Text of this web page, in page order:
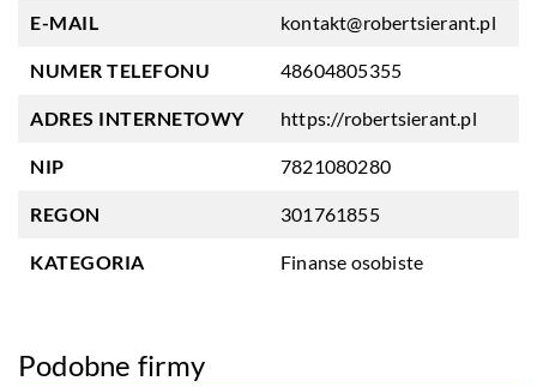
E-MAIL kontakt@robertsierant.pl
NUMER TELEFONU 48604805355
ADRES INTERNETOWY https://robertsierant.pl
NIP 7821080280
REGON 301761855
KATEGORIA Finanse osobiste
Podobne firmy